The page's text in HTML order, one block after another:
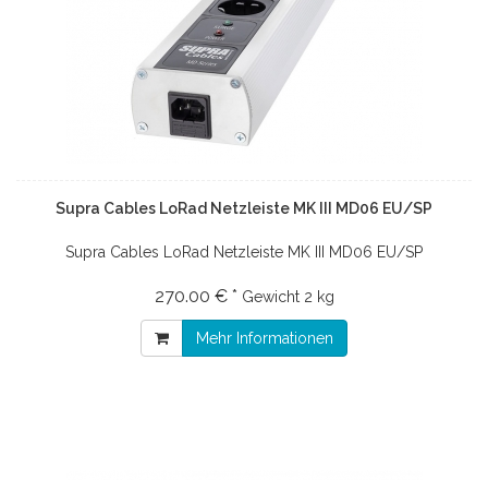
Supra Cables LoRad Netzleiste MK III MD06 EU/SP
Supra Cables LoRad Netzleiste MK III MD06 EU/SP
270.00 € * Gewicht 2 kg
Mehr Informationen